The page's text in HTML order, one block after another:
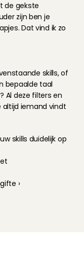
de gekste
zijn ben je
Dat vind ik zo
skills, of
bepaalde taal
Al deze filters en
altijd iemand vindt
skills duidelijk op
›